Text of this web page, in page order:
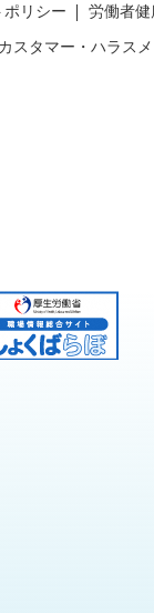
ポリシー
労働者
カスタマー・ハラス